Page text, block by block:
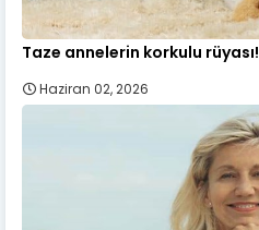
Taze annelerin korkulu rüyası!
Haziran 02, 2026